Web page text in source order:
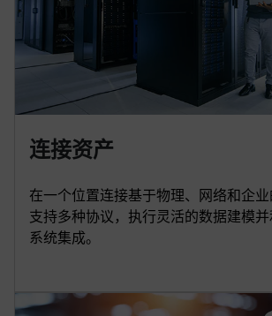
连接资产
在一个位置连接基于物理、网络和企
支持多种协议，执行灵活的数据建模
系统集成。